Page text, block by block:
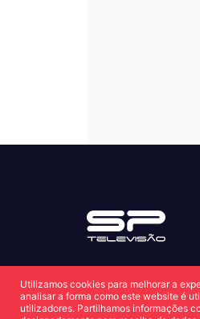
Utilizamos cookies para melhorar a
analisar a forma como este website é
utilizadores. Partilhamos informações